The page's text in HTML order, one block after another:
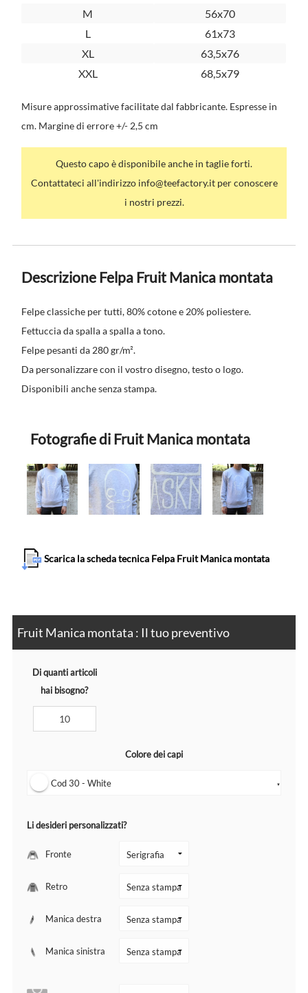
M
56x70
L
61x73
XL
63,5x76
XXL
68,5x79
Misure approssimative facilitate dal fabbricante. Espresse in
cm. Margine di errore +/- 2,5 cm
Questo capo è disponibile anche in taglie forti.
Contattateci all'indirizzo info@teefactory.it per conoscere
i nostri prezzi.
Descrizione Felpa Fruit Manica montata
Felpe classiche per tutti, 80% cotone e 20% poliestere.
Fettuccia da spalla a spalla a tono.
Felpe pesanti da 280 gr/m².
Da personalizzare con il vostro disegno, testo o logo.
Disponibili anche senza stampa.
Fotografie di Fruit Manica montata
Scarica la scheda tecnica Felpa Fruit Manica montata
Fruit Manica montata : Il tuo preventivo
Di quanti articoli
hai bisogno?
Colore dei capi
Cod 30 - White ▼
Li desideri personalizzati?
Fronte
Retro
Manica destra
Manica sinistra